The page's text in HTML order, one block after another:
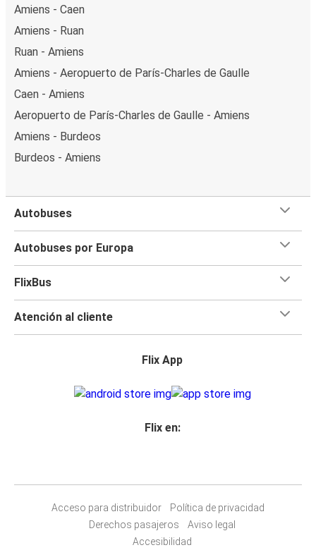
Amiens - Caen
Amiens - Ruan
Ruan - Amiens
Amiens - Aeropuerto de París-Charles de Gaulle
Caen - Amiens
Aeropuerto de París-Charles de Gaulle - Amiens
Amiens - Burdeos
Burdeos - Amiens
Autobuses
Autobuses por Europa
FlixBus
Atención al cliente
Flix App
Flix en:
Acceso para distribuidor
Política de privacidad
Derechos pasajeros
Aviso legal
Accesibilidad